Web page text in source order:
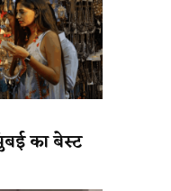
का बेस्ट